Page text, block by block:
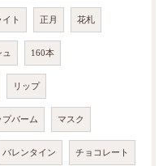
イト 正月 花札
160本
リップ
プバーム マスク
バレンタイン チョコレート